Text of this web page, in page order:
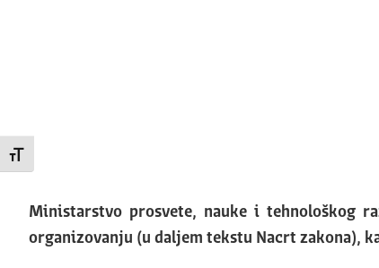
Promeni veličinu slova
Ministarstvo prosvete, nauke i tehnološkog
organizovanju (u daljem tekstu Nacrt zakona),